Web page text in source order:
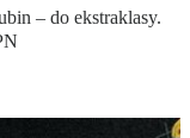
– do ekstraklasy.